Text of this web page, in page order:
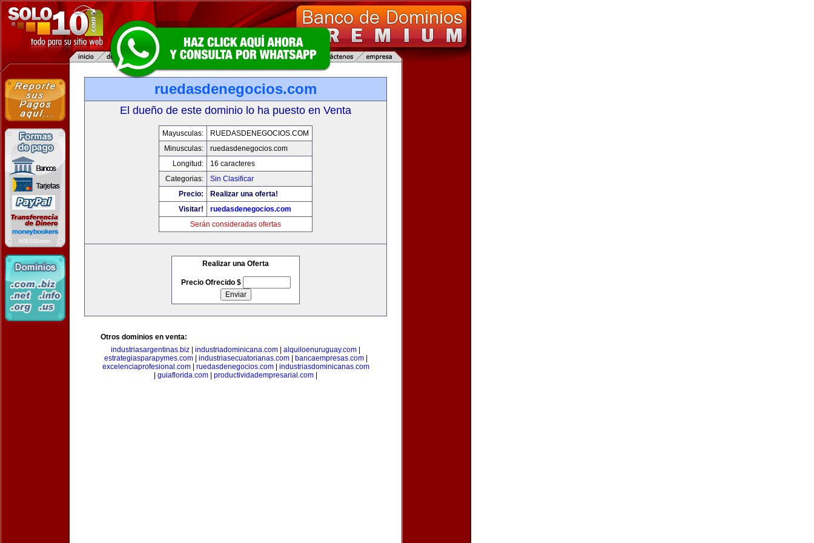
ruedasdenegocios.com
El dueño de este dominio lo ha puesto en Venta
Mayusculas:
RUEDASDENEGOCIOS.COM
Minusculas:
ruedasdenegocios.com
Longitud:
16 caracteres
Categorias:
Sin Clasificar
Precio:
Realizar una oferta!
Visitar!
ruedasdenegocios.com
Serán consideradas ofertas
Realizar una Oferta
Precio Ofrecido $
Otros dominios en venta:
industriasargentinas.biz
industriadominicana.com alquiloenuruguay.com
estrategiasparapymes.com| industriasecuatorianas.com| bancaempresas.com|
excelenciaprofesional.com| ruedasdenegocios.com| industriasdominicanas.com
guiaflorida.com productividadempresarial.com